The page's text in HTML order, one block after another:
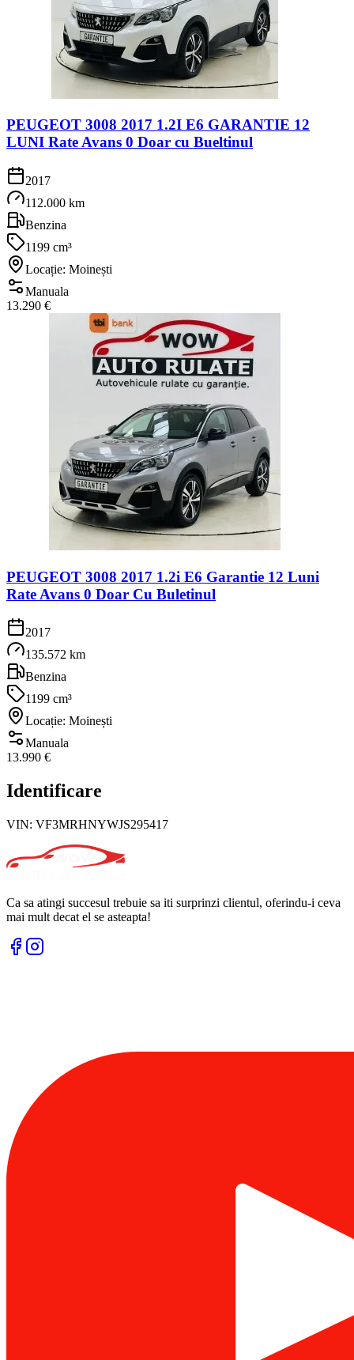
PEUGEOT 3008 2017 1.2I E6 GARANTIE 12
LUNI Rate Avans 0 Doar cu Bueltinul
2017
112.000 km
Benzina
1199 cm³
Locație: Moinești
Manuala
13.290 €
PEUGEOT 3008 2017 1.2i E6 Garantie 12 Luni
Rate Avans 0 Doar Cu Buletinul
2017
135.572 km
Benzina
1199 cm³
Locație: Moinești
Manuala
13.990 €
Identificare
VIN: VF3MRHNYWJS295417
Ca sa atingi succesul trebuie sa iti surprinzi clientul, oferindu-i ceva
mai mult decat el se asteapta!